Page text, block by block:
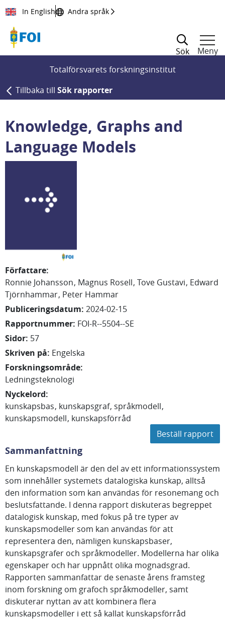
Till innehållet
In English Andra språk
Sök
Meny
Totalförsvarets forskningsinstitut
Tillbaka till Sök rapporter
Knowledge, Graphs and
Language Models
Författare:
Ronnie Johansson Magnus Rosell Tove Gustavi Edward
Tjörnhammar Peter Hammar
Publiceringsdatum: 2024-02-15
Rapportnummer: FOI-R--5504--SE
Sidor: 57
Skriven på: Engelska
Forskningsområde:
Ledningsteknologi
Nyckelord:
kunskapsbas kunskapsgraf språkmodell
kunskapsmodell kunskapsförråd
Beställ rapport
Sammanfattning
En kunskapsmodell är den del av ett informationssystem
som innehåller systemets datalogiska kunskap, alltså
den information som kan användas för resonemang och
beslutsfattande. I denna rapport diskuteras begreppet
datalogisk kunskap, med fokus på tre typer av
kunskapsmodeller som kan användas för att
representera den, nämligen kunskapsbaser,
kunskapsgrafer och språkmodeller. Modellerna har olika
egenskaper och har uppnått olika mognadsgrad.
Rapporten sammanfattar de senaste årens framsteg
inom forskning om grafoch språkmodeller, samt
diskuterar nyttan av att kombinera flera
kunskapsmodeller i ett så kallat kunskapsförråd